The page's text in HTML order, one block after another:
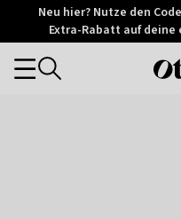
Otrium
Trustpilot
Neu hier? Nutze den
Extra-Rabatt auf deine
Categories